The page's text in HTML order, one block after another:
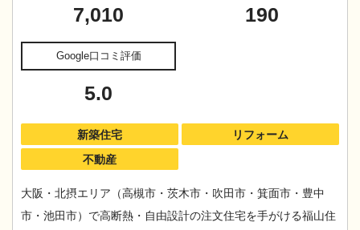
7,010 190
Google口コミ評価
5.0
新築住宅
リフォーム
不動産
大阪・北摂エリア（高槻市・茨木市・吹田市・箕面市・豊中
市・池田市）で高断熱・自由設計の注文住宅を手がける福山住